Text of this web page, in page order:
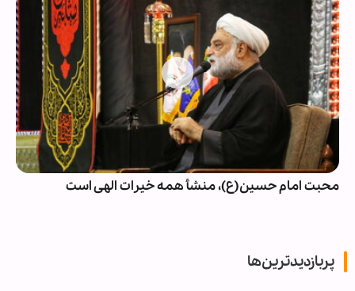
محبت امام حسین(ع)، منشأ همه خیرات الهی است
پربازدیدترین‌ها